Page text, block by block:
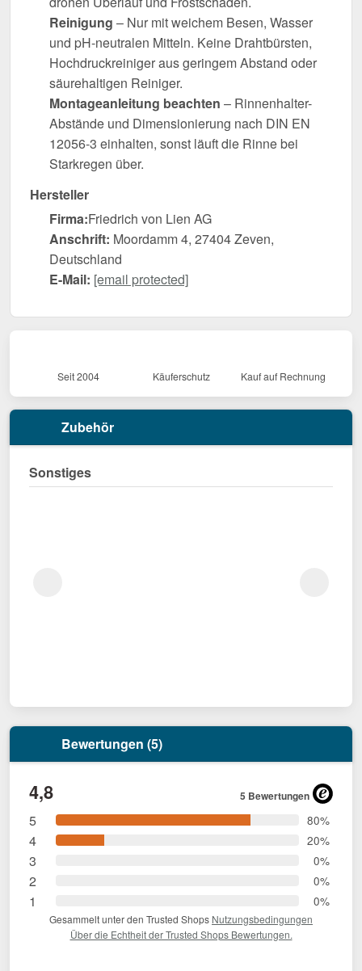
Reinigung – Nur mit weichem Besen, Wasser
und pH-neutralen Mitteln. Keine Drahtbürsten,
Hochdruckreiniger aus geringem Abstand oder
säurehaltigen Reiniger.
Montageanleitung beachten – Rinnenhalter-
Abstände und Dimensionierung nach DIN EN
12056-3 einhalten, sonst läuft die Rinne bei
Starkregen über.
Hersteller
Firma:Friedrich von Lien AG
Anschrift: Moordamm 4, 27404 Zeven,
Deutschland
E-Mail: [email protected]
Seit 2004 Käuferschutz Kauf auf Rechnung
Zubehör
Sonstiges
Bewertungen (5)
4,8 5 Bewertungen
5 80%
4 20%
3 0%
2 0%
1 0%
Gesammelt unter den Trusted Shops Nutzungsbedingungen
Über die Echtheit der Trusted Shops Bewertungen.